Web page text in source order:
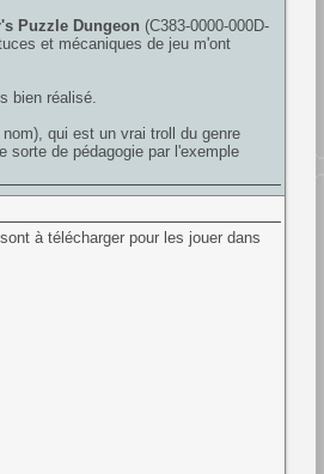
Puzzle Dungeon (C383-0000-000D-
et mécaniques de jeu m'ont
bien réalisé.
qui est un vrai troll du genre
sorte de pédagogie par l'exemple
à télécharger pour les jouer dans